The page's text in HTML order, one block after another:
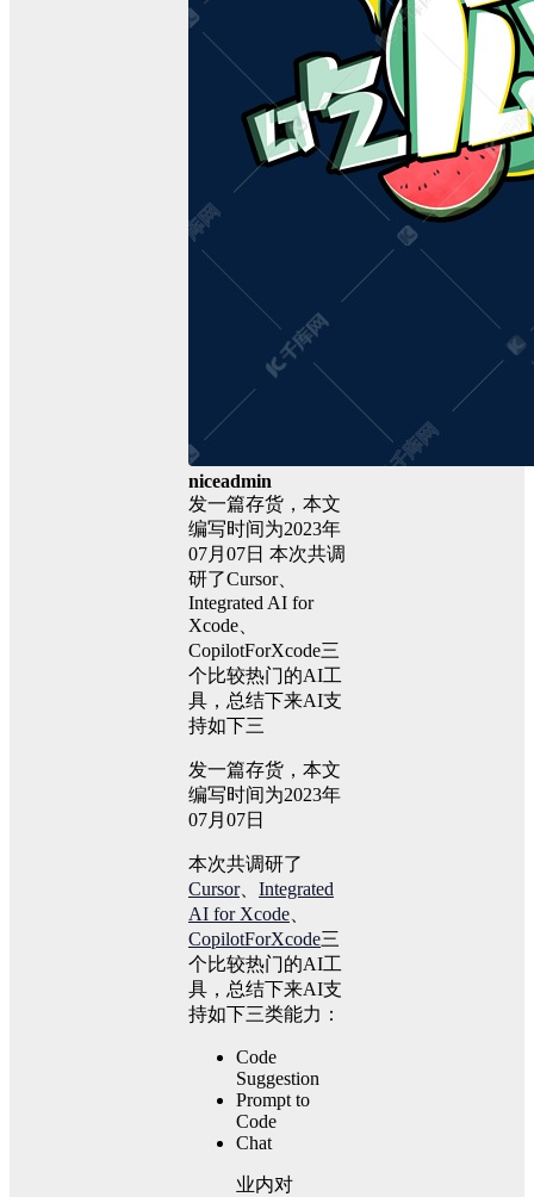
niceadmin
发一篇存货，本文
编写时间为2023年
07月07日 本次共调
研了Cursor、
Integrated AI for
Xcode、
CopilotForXcode三
个比较热门的AI工
具，总结下来AI支
持如下三
发一篇存货，本文
编写时间为2023年
07月07日
本次共调研了
Cursor、 Integrated
AI for Xcode
CopilotForXcode三
个比较热门的AI工
具，总结下来AI支
持如下三类能力：
Code
Suggestion
Prompt to
Code
Chat
业内对